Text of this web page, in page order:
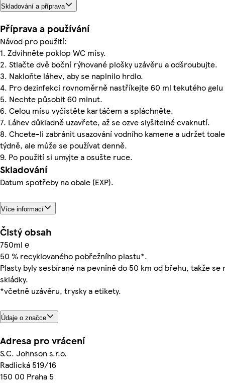
Skladování a příprava
Příprava a používání
Návod pro použití:
1. Zdvihněte poklop WC mísy.
2. Stlačte dvě boční rýhované plošky uzávěru a odšroubujte.
3. Nakloňte láhev, aby se naplnilo hrdlo.
4. Pro dezinfekci rovnoměrně nastříkejte 60 ml tekutého
5. Nechte působit 60 minut.
6. Celou mísu vyčistěte kartáčem a spláchněte.
7. Láhev důkladně uzavřete, až se ozve slyšitelné cvaknutí.
8. Chcete-li zabránit usazování vodního kamene a udržet
týdně, ale může se používat denně.
9. Po použití si umyjte a osušte ruce.
Skladování
Datum spotřeby na obale (EXP).
Více informací
Čistý obsah
750ml ℮
50 % recyklovaného pobřežního plastu*.
Plasty byly sesbírané na pevnině do 50 km od břehu, takže se
skládky.
*včetně uzávěru, trysky a etikety.
Údaje o značce
Adresa pro vrácení
S.C. Johnson s.r.o.
Radlická 519/16
150 00 Praha 5